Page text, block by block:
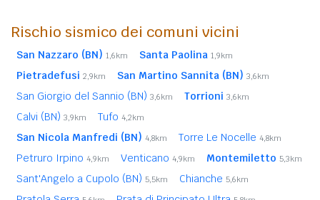
Rischio sismico dei comuni vicini
San Nazzaro (BN) 1,6km Santa Paolina 1,9km
Pietradefusi 2,9km San Martino Sannita (BN) 3,6km
San Giorgio del Sannio (BN) 3,6km Torrioni 3,6km
Calvi (BN) 3,9km Tufo 4,2km
San Nicola Manfredi (BN) 4,8km Torre Le Nocelle 4,8km
Petruro Irpino 4,9km Venticano 4,9km Montemiletto 5,3km
Sant'Angelo a Cupolo (BN) 5,5km Chianche 5,6km